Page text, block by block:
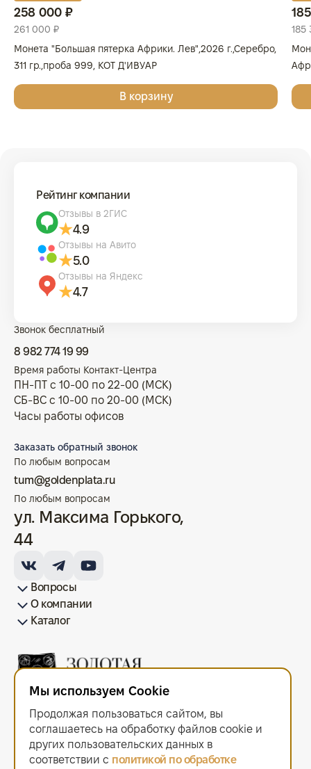
258 000 ₽
261 000 ₽
Монета "Большая пятерка Африки. Лев",2026 г.,Серебро,
311 гр.,проба 999, КОТ Д'ИВУАР
В корзину
185
Рейтинг компании
Отзывы в 2ГИС
4.9
Отзывы на Авито
5.0
Отзывы на Яндекс
4.7
Вопросы
Как купить/продать
Условия оплаты
Условия доставки
Гарантия на товар
Возврат монет
Карта сайта
О компании
Франшиза
История
Вопрос-ответ
Отзывы
Лицензии и документы
Контакты офисов
Новости
БлогКаталог
Звонок бесплатный
8 982 774 19 99
Время работы Контакт-Центра
ПН-ПТ с 10-00 по 22-00 (МСК)
СБ-ВС с 10-00 по 20-00 (МСК)
Часы работы офисов
Заказать обратный звонок
По любым вопросам
tum@goldenplata.ru
По любым вопросам
ул. Максима Горького,
44
Политика в отношении обработки персональных данных
Согласие на обработку персональных данных
Мы используем cookie. Это позволяет нам анализировать
взаимодействие посетителей с сайтом и делать его лучше.
Мы используем Cookie
Продолжая пользоваться сайтом, вы
соглашаетесь на обработку файлов сооkiе и
других пользовательских данных в
соответствии с политикой по обработке